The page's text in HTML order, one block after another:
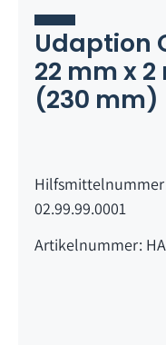
Udaption
22 mm x
(230 mm)
02.99.99.0001
Artikelnummer: